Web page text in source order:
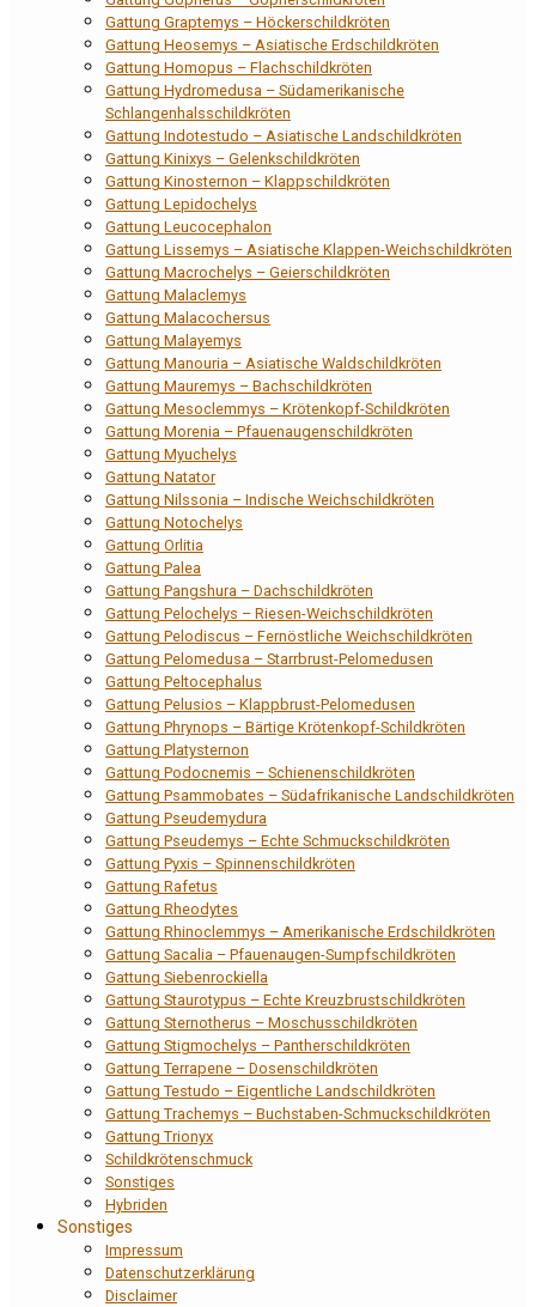
Gattung Graptemys – Höckerschildkröten
Gattung Heosemys – Asiatische Erdschildkröten
Gattung Homopus – Flachschildkröten
Gattung Hydromedusa – Südamerikanische
Schlangenhalsschildkröten
Gattung Indotestudo – Asiatische Landschildkröten
Gattung Kinixys – Gelenkschildkröten
Gattung Kinosternon – Klappschildkröten
Gattung Lepidochelys
Gattung Leucocephalon
Gattung Lissemys – Asiatische Klappen-Weichschildkröten
Gattung Macrochelys – Geierschildkröten
Gattung Malaclemys
Gattung Malacochersus
Gattung Malayemys
Gattung Manouria – Asiatische Waldschildkröten
Gattung Mauremys – Bachschildkröten
Gattung Mesoclemmys – Krötenkopf-Schildkröten
Gattung Morenia – Pfauenaugenschildkröten
Gattung Myuchelys
Gattung Natator
Gattung Nilssonia – Indische Weichschildkröten
Gattung Notochelys
Gattung Orlitia
Gattung Palea
Gattung Pangshura – Dachschildkröten
Gattung Pelochelys – Riesen-Weichschildkröten
Gattung Pelodiscus – Fernöstliche Weichschildkröten
Gattung Pelomedusa – Starrbrust-Pelomedusen
Gattung Peltocephalus
Gattung Pelusios – Klappbrust-Pelomedusen
Gattung Phrynops – Bärtige Krötenkopf-Schildkröten
Gattung Platysternon
Gattung Podocnemis – Schienenschildkröten
Gattung Psammobates – Südafrikanische Landschildkröten
Gattung Pseudemydura
Gattung Pseudemys – Echte Schmuckschildkröten
Gattung Pyxis – Spinnenschildkröten
Gattung Rafetus
Gattung Rheodytes
Gattung Rhinoclemmys – Amerikanische Erdschildkröten
Gattung Sacalia – Pfauenaugen-Sumpfschildkröten
Gattung Siebenrockiella
Gattung Staurotypus – Echte Kreuzbrustschildkröten
Gattung Sternotherus – Moschusschildkröten
Gattung Stigmochelys – Pantherschildkröten
Gattung Terrapene – Dosenschildkröten
Gattung Testudo – Eigentliche Landschildkröten
Gattung Trachemys – Buchstaben-Schmuckschildkröten
Gattung Trionyx
Schildkrötenschmuck
Sonstiges
Hybriden
Sonstiges
Impressum
Datenschutzerklärung
Disclaimer